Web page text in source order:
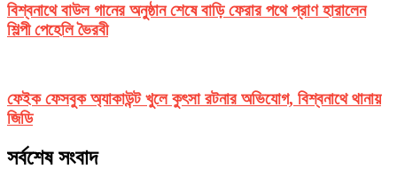
বিশ্বনাথে বাউল গানের অনুষ্ঠান শেষে বাড়ি ফেরার পথে প্রাণ হারালেন
শিল্পী পেহেলি ভৈরবী
ফেইক ফেসবুক অ্যাকাউন্ট খুলে কুৎসা রটনার অভিযোগ, বিশ্বনাথে থানায়
জিডি
সর্বশেষ সংবাদ